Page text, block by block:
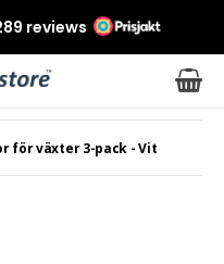
i varukorgen
för växter 3-pack - Vit